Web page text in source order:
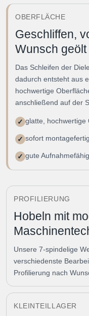
OBERFLÄCHE
Geschliffen,
Wunsch geölt
Das Schleifen der
dadurch entsteht aus
hochwertige
anschließend auf der
✓ glatte, hochwertige
✓ sofort montagefertig
✓ gute
PROFILIERUNG
Hobeln mit
Unsere 7-spindelige
verschiedenste
Profilierung nach
KLEINTEILLAGER